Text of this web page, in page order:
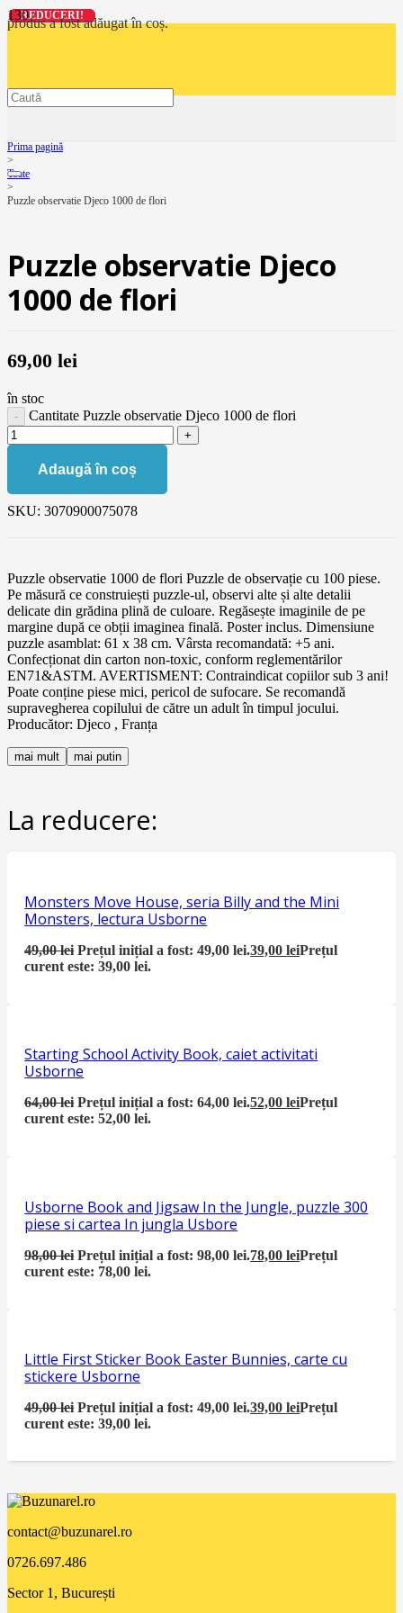
produsa fost adăugat în coș.
Prima pagină
>
Toate
>
Puzzle observatie Djeco 1000 de flori
Puzzle observatie Djeco
1000 de flori
69,00 lei
în stoc
Cantitate Puzzle observatie Djeco 1000 de flori
Adaugă în coș
SKU: 3070900075078
Puzzle observatie 1000 de flori Puzzle de observație cu 100 piese.
Pe măsură ce construiești puzzle-ul, observi alte și alte detalii
delicate din grădina plină de culoare. Regăsește imaginile de pe
margine după ce obții imaginea finală. Poster inclus. Dimensiune
puzzle asamblat: 61 x 38 cm. Vârsta recomandată: +5 ani.
Confecționat din carton non-toxic, conform reglementărilor
EN71&ASTM. AVERTISMENT: Contraindicat copiilor sub 3 ani!
Poate conține piese mici, pericol de sufocare. Se recomandă
supravegherea copilului de către un adult în timpul jocului.
Producător: Djeco , Franța
mai mult mai putin
La reducere:
REDUCERI!
Monsters Move House, seria Billy and the Mini
Monsters, lectura Usborne
49,00lei Prețul inițial a fost: 49,00 lei.39,00leiPrețul
curent este: 39,00 lei.
REDUCERI!
Starting School Activity Book, caiet activitati
Usborne
64,00lei Prețul inițial a fost: 64,00 lei.52,00leiPrețul
curent este: 52,00 lei.
REDUCERI!
Usborne Book and Jigsaw In the Jungle, puzzle 300
piese si cartea In jungla Usbore
98,00lei Prețul inițial a fost: 98,00 lei.78,00leiPrețul
curent este: 78,00 lei.
REDUCERI!
Little First Sticker Book Easter Bunnies, carte cu
stickere Usborne
49,00lei Prețul inițial a fost: 49,00 lei.39,00leiPrețul
curent este: 39,00 lei.
contact@buzunarel.ro
0726.697.486
Sector 1, București